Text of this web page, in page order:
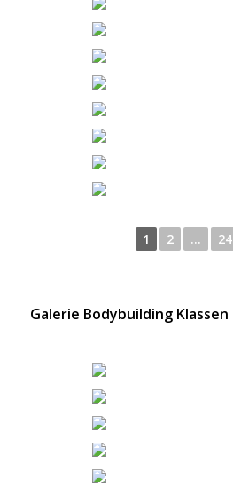
1 2 ... 24
Galerie Bodybuilding Klassen